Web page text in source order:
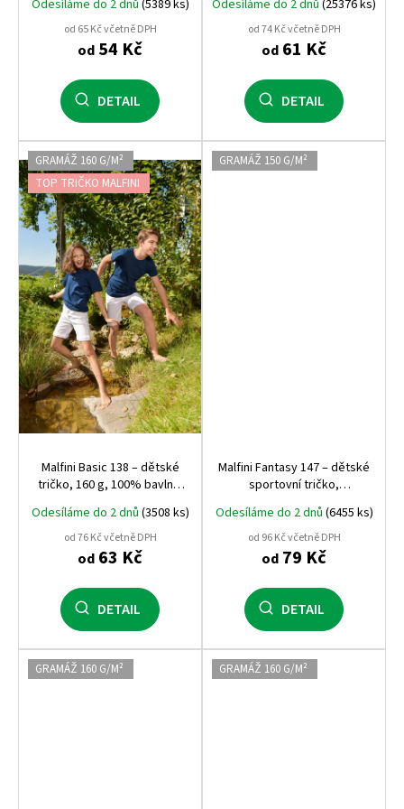
Odesíláme do 2 dnů (5389 ks)
od 65 Kč včetně DPH
od 54 Kč
DETAIL
Odesíláme do 2 dnů (25376 ks)
od 74 Kč včetně DPH
od 61 Kč
DETAIL
GRAMÁŽ 160 G/M²
TOP TRIČKO MALFINI
Malfini Basic 138 – dětské
tričko, 160 g, 100% bavlna,
Odesíláme do 2 dnů (3508 ks)
od 76 Kč včetně DPH
od 63 Kč
DETAIL
GRAMÁŽ 150 G/M²
Malfini Fantasy 147 – dětské
sportovní tričko,
polyester
Odesíláme do 2 dnů (6455 ks)
od 96 Kč včetně DPH
od 79 Kč
DETAIL
GRAMÁŽ 160 G/M² GRAMÁŽ 160 G/M²